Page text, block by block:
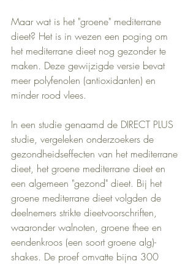
Maar wat is het "groene" mediterrane
dieet? Het is in wezen een poging om
het mediterrane dieet nog gezonder te
maken. Deze gewijzigde versie bevat
meer polyfenolen (antioxidanten) en
minder rood vlees.
In een studie genaamd de DIRECT PLUS
studie, vergeleken onderzoekers de
gezondheidseffecten van het mediterrane
dieet, het groene mediterrane dieet en
een algemeen "gezond" dieet. Bij het
groene mediterrane dieet volgden de
deelnemers strikte dieetvoorschriften,
waaronder walnoten, groene thee en
eendenkroos (een soort groene alg)-
shakes. De proef omvatte bijna 300